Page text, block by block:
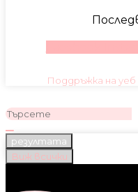
Поддръжка на
резултата
Виж всички